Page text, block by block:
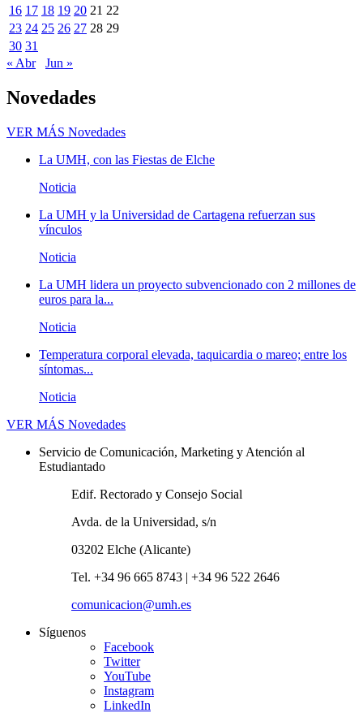
16 17 18 19 20 21 22
23 24 25 26 27 28 29
30 31
« Abr
Jun »
Novedades
VER MÁS Novedades
La UMH, con las Fiestas de Elche
Noticia
La UMH y la Universidad de Cartagena refuerzan sus
vínculos
Noticia
La UMH lidera un proyecto subvencionado con 2 millones de
euros para la...
Noticia
Temperatura corporal elevada, taquicardia o mareo; entre los
síntomas...
Noticia
VER MÁS Novedades
Servicio de Comunicación, Marketing y Atención al
Estudiantado
Edif. Rectorado y Consejo Social
Avda. de la Universidad, s/n
03202 Elche (Alicante)
Tel. +34 96 665 8743 | +34 96 522 2646
comunicacion@umh.es
Síguenos
Facebook
Twitter
YouTube
Instagram
LinkedIn